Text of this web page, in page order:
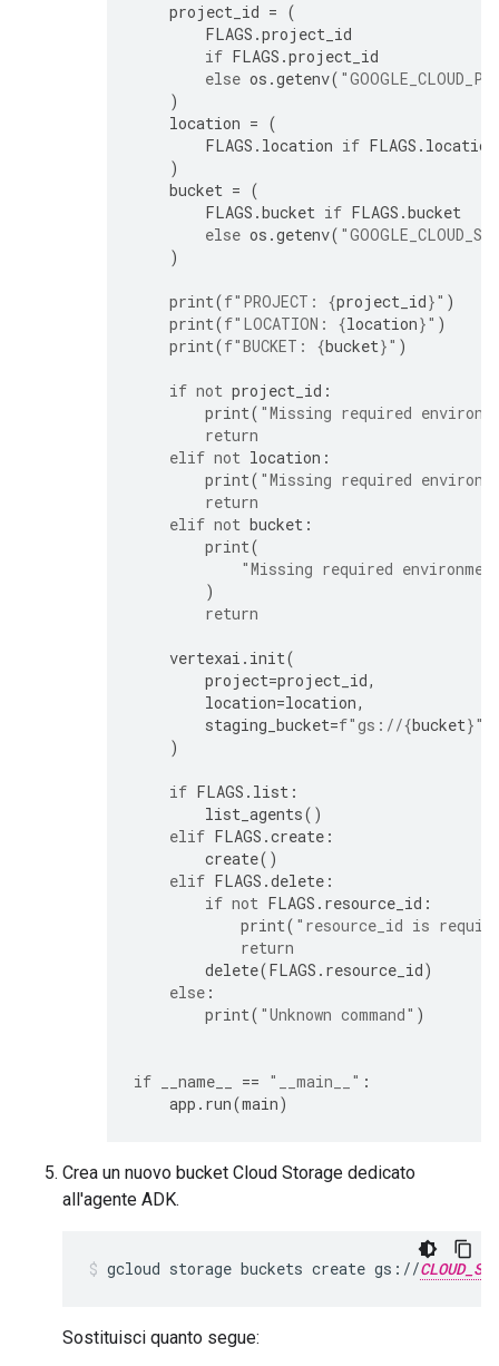
project_id = (
FLAGS .project_id
if FLAGS .project_id
else os .getenv(
)
location = (
FLAGS . location if FLAGS . location
)
bucket = (
FLAGS .bucket if FLAGS .bucket
else os .getenv(
)
print(f"PROJECT: {project_id}" )
print(f"LOCATION: {location}" )
print(f"BUCKET: {bucket}" )
if not project_id :
print( "Missing required
return
elif not location :
print( "Missing required
return
elif not bucket :
print(
"Missing required environment
)
return
vertexai . init(
project=project_id,
location=location,
staging_bucket=f"gs://{bucket}"
)
if FLAGS . list :
list_agents()
elif FLAGS .create :
create()
elif FLAGS .delete :
if not FLAGS . resource_id :
print( "resource_id is
return
delete(FLAGS . resource_id)
else :
print( "Unknown command" )
if __name__ == "__main__" :
app . run(main)
Crea un nuovo bucket Cloud Storage dedicato
all'agente ADK.
gcloud storage buckets create gs://
Sostituisci quanto segue: